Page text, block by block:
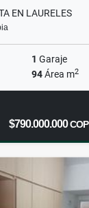
EN LAURELES
1 Garaje
94Área m2
$790.000.000COP